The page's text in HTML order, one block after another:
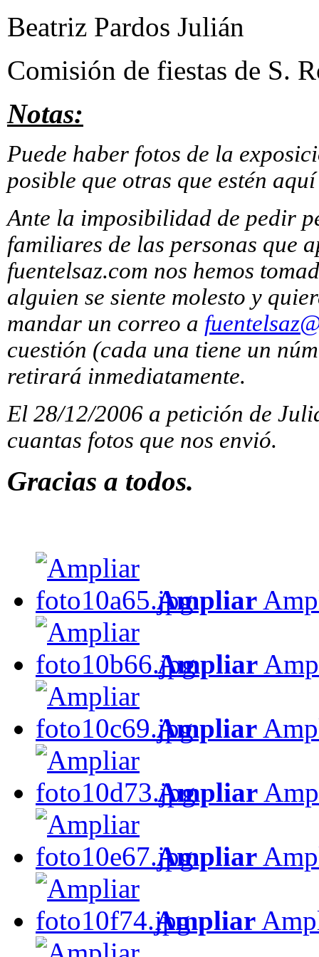
Beatriz Pardos Julián
Comisión de fiestas de S.
Notas:
Puede haber fotos de la
posible que otras que estén
Ante la imposibilidad de pedir
familiares de las personas que
fuentelsaz.com nos hemos
alguien se siente molesto y
mandar un correo a
cuestión (cada una tiene un
retirará inmediatamente.
El 28/12/2006 a petición de
cuantas fotos que nos envió.
Gracias a todos.
Ampliar
Ampliar
Ampliar
Ampliar
Ampliar
Ampliar